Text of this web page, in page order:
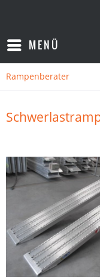
MENÜ
Rampenberater